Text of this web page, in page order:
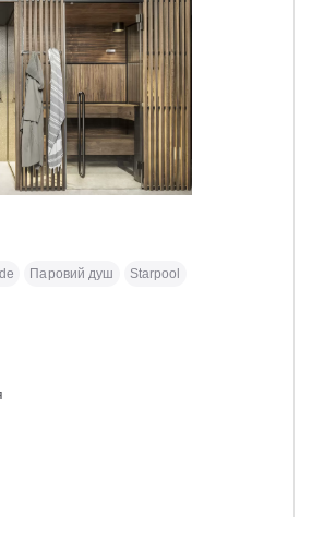
Паровий душ Starpool